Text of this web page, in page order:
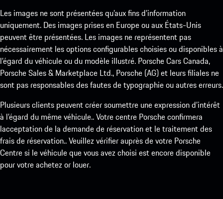
Les images ne sont présentées qu’aux fins d’information
uniquement. Des images prises en Europe ou aux États-Unis
peuvent être présentées. Les images ne représentent pas
nécessairement les options configurables choisies ou disponibles à
l’égard du véhicule ou du modèle illustré. Porsche Cars Canada,
Porsche Sales & Marketplace Ltd., Porsche (AG) et leurs filiales ne
sont pas responsables des fautes de typographie ou autres erreurs.
Plusieurs clients peuvent créer soumettre une expression d’intérêt
à l’égard du même véhicule.. Votre centre Porsche confirmera
lacceptation de la demande de réservation et le traitement des
frais de réservation.. Veuillez vérifier auprès de votre Porsche
Centre si le véhicule que vous avez choisi est encore disponible
pour votre achetez or louer.